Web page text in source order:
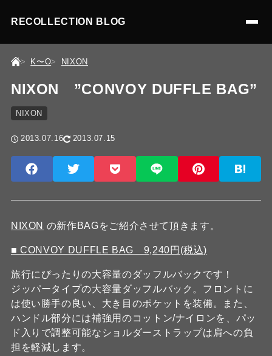
RECOLLECTION BLOG
K〜O NIXON
NIXON ”CONVOY DUFFLE BAG”
NIXON
2013.07.16 2013.07.15
NIXON の新作BAGをご紹介させて頂きます。
■ CONVOY DUFFLE BAG 9,240円(税込)
旅行にぴったりの大容量のダッフルバックです！
ジッパータイプの大容量ダッフルバック。フロントに
は使い勝手の良い、大き目のポケットを装備。また、
ハンドル部分には補強用のコットン/ナイロンを、パッ
ド入りで調整可能なショルダーストラップは肩への負
担を軽減します。